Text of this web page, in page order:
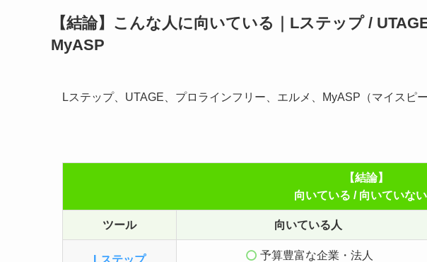
【結論】こんな人に向いている｜Lステップ /
MyASP
Lステップ、UTAGE、プロラインフリー、エルメ、MyASP（マイスピ
【結論】
向いている / 向いていな
ツール 向いている人
Lステップ
予算豊富な企業・法人